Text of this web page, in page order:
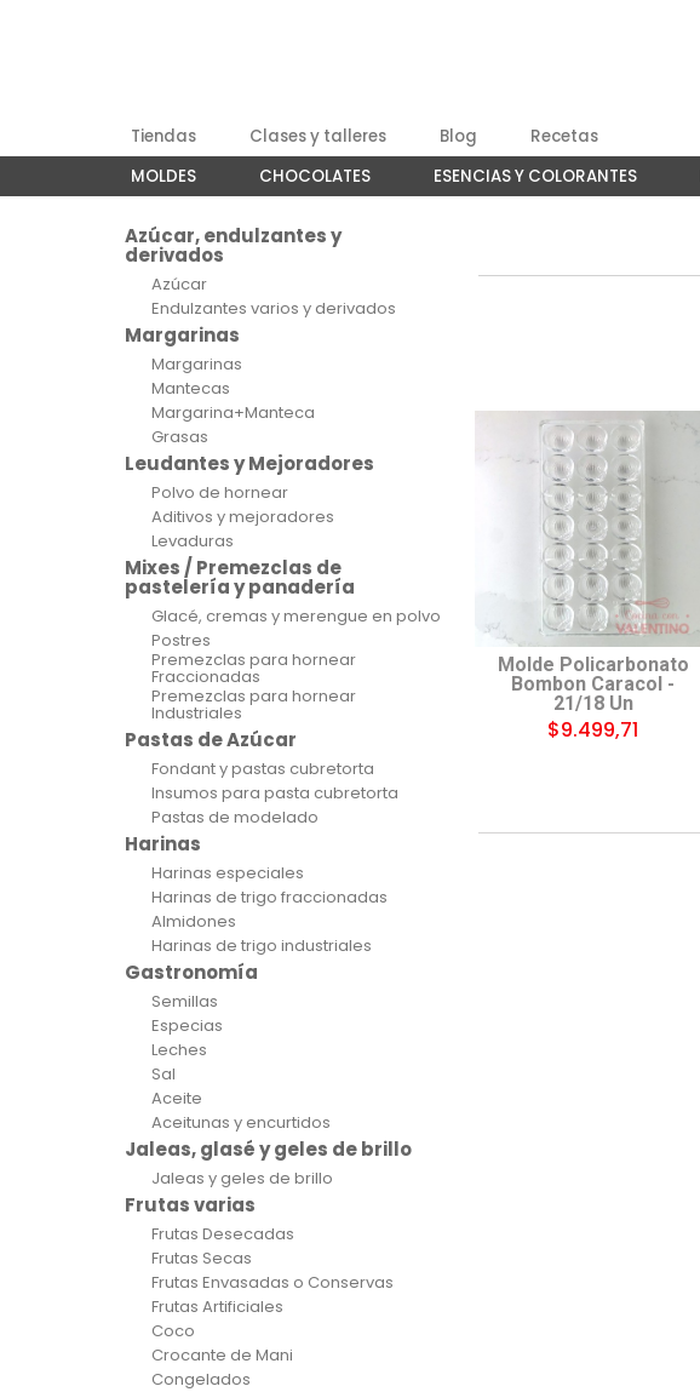
Tiendas Clases y talleres Blog
Recetas
MOLDES
CHOCOLATES ESENCIAS Y COLORANTES
Azúcar, endulzantes y
derivados
Azúcar
Endulzantes varios y derivados
Margarinas
Margarinas
Mantecas
Margarina+Manteca
Grasas
Leudantes y Mejoradores
Polvo de hornear
Aditivos y mejoradores
Levaduras
Mixes / Premezclas de
pastelería y panadería
Glacé, cremas y merengue en polvo
Postres
Premezclas para hornear
Fraccionadas
Premezclas para hornear
Industriales
Pastas de Azúcar
Fondant y pastas cubretorta
Insumos para pasta cubretorta
Pastas de modelado
Harinas
Harinas especiales
Harinas de trigo fraccionadas
Almidones
Harinas de trigo industriales
Gastronomía
Semillas
Especias
Leches
Sal
Aceite
Aceitunas y encurtidos
Jaleas, glasé y geles de brillo
Jaleas y geles de brillo
Frutas varias
Frutas Desecadas
Frutas Secas
Frutas Envasadas o Conservas
Frutas Artificiales
Coco
Crocante de Mani
Congelados
Molde Policarbonato
Bombon Caracol -
21/18 Un
$9.499,71